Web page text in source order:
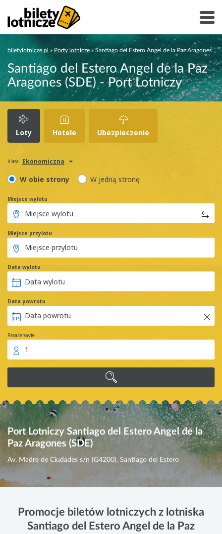
biletylotnicze.pl » Porty lotnicze » Santiago del Estero Angel de la Paz Aragones
Santiago del Estero Angel de la Paz
Aragones (SDE) - Port Lotniczy
Loty Hotele Ubezpieczenie
klasa Ekonomiczna
W obie strony W jedną stronę
Miejsce wylotu
Miejsce przylotu
Data wylotu
Data powrotu
Pasażerowie
1
Port Lotniczy Santiago del Estero Angel de la
Paz Aragones (SDE)
Av. Madre de Ciudades s/n (G4200), Santiago del Estero
Promocje biletów lotniczych z lotniska
Santiago del Estero Angel de la Paz